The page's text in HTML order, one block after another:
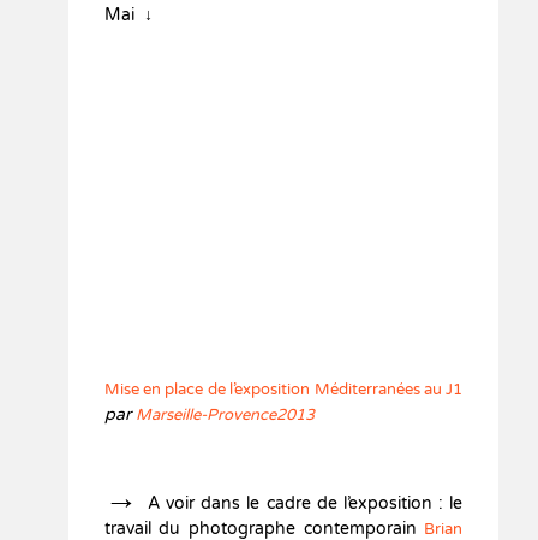
Mai ↓
Mise en place de l’exposition Méditerranées au J1
parMarseille-Provence2013
→
A voir dans le cadre de l’exposition : le
travail du photographe contemporain Brian